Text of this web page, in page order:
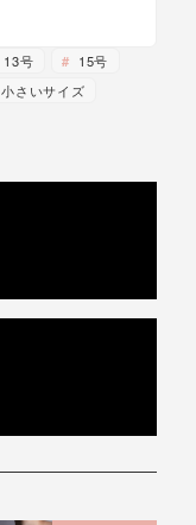
13号
15号
小さいサイズ